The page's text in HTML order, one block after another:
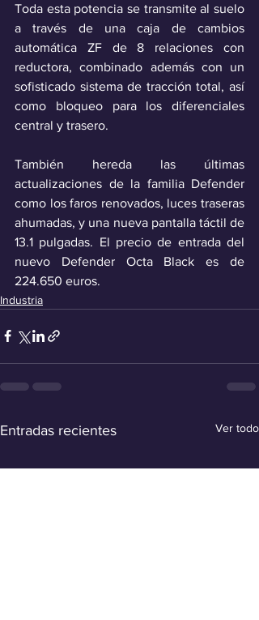
Toda esta potencia se transmite al suelo
a través de una caja de cambios
automática ZF de 8 relaciones con
reductora, combinado además con un
sofisticado sistema de tracción total, así
como bloqueo para los diferenciales
central y trasero.
También hereda las últimas
actualizaciones de la familia Defender
como los faros renovados, luces traseras
ahumadas, y una nueva pantalla táctil de
13.1 pulgadas. El precio de entrada del
nuevo Defender Octa Black es de
224.650 euros.
Industria
Entradas recientes Ver todo